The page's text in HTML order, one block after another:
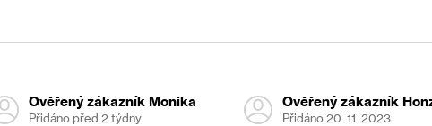
Ověřený zákazník Monika
Přidáno před 2 týdny
Ověřený zákazník
Přidáno 20. 11. 2023